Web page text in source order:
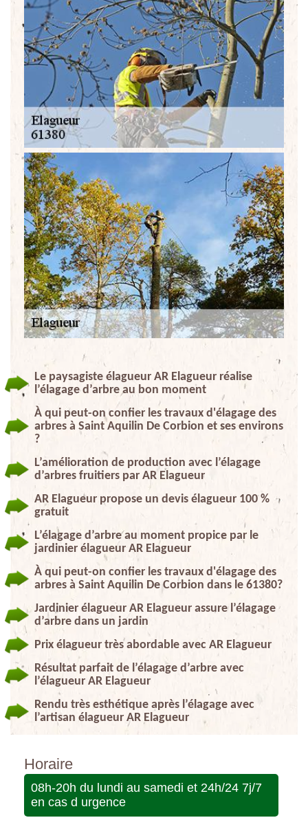
Le paysagiste élagueur AR Elagueur réalise
l’élagage d’arbre au bon moment
À qui peut-on confier les travaux d'élagage des
arbres à Saint Aquilin De Corbion et ses environs
?
L’amélioration de production avec l’élagage
d’arbres fruitiers par AR Elagueur
AR Elagueur propose un devis élagueur 100 %
gratuit
L’élagage d’arbre au moment propice par le
jardinier élagueur AR Elagueur
À qui peut-on confier les travaux d'élagage des
arbres à Saint Aquilin De Corbion dans le 61380?
Jardinier élagueur AR Elagueur assure l’élagage
d’arbre dans un jardin
Prix élagueur très abordable avec AR Elagueur
Résultat parfait de l’élagage d’arbre avec
l’élagueur AR Elagueur
Rendu très esthétique après l’élagage avec
l’artisan élagueur AR Elagueur
Horaire
08h-20h du lundi au samedi et 24h/24 7j/7
en cas d urgence